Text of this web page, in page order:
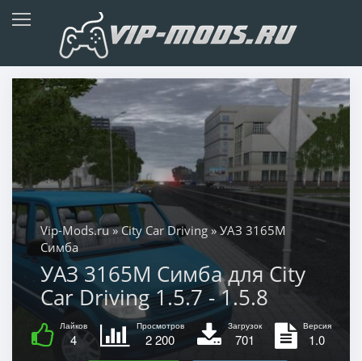
Vip-Mods.ru»City Car Driving» УАЗ 3165М
Симба
УАЗ 3165М Симба для City
Car Driving 1.5.7 - 1.5.8
Лайков
4
Просмотров
2 200
Загрузок
701
Версия
1.0